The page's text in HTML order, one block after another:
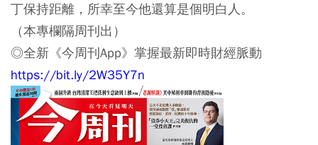
丁保持距離，所幸至今他還算是個明白人。
（本專欄隔周刊出）
◎全新《今周刊App》掌握最新即時財經脈動
https://bit.ly/2W35Y7n